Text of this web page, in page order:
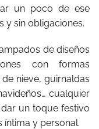
un poco de ese
y sin obligaciones.
de diseños
con formas
nieve, guirnaldas
cualquier
un toque festivo
íntima y personal.